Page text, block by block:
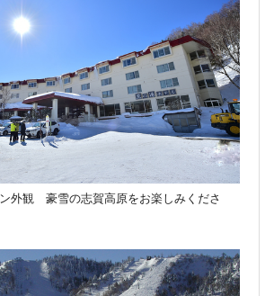
外観 豪雪の志賀高原をお楽しみくださ